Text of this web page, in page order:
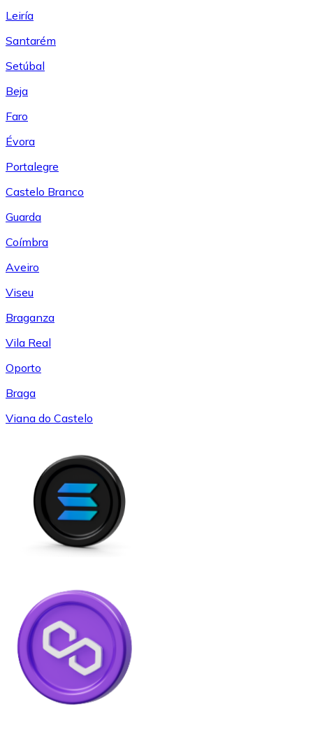
Leiría
Santarém
Setúbal
Beja
Faro
Évora
Portalegre
Castelo Branco
Guarda
Coímbra
Aveiro
Viseu
Braganza
Vila Real
Oporto
Braga
Viana do Castelo